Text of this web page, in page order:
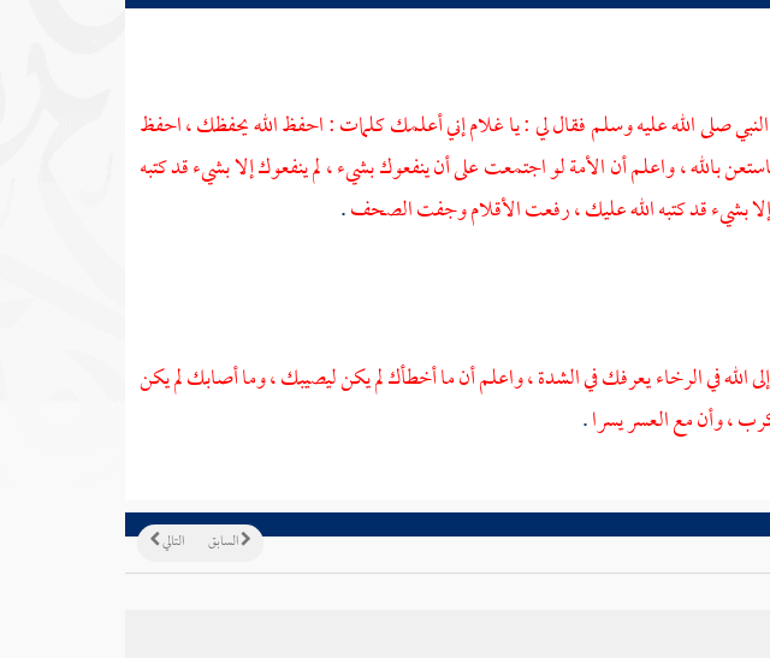
صلى الله عليه وسلم فقال لي : يا غلام إني أعلمك كلمات : احفظ الله يحفظك ، احفظ
بالله ، واعلم أن الأمة لو اجتمعت على أن ينفعوك بشيء ، لم ينفعوك إلا بشيء قد كتبه
بشيء قد كتبه الله عليك ، رفعت الأقلام وجفت الصحف.
الله في الرخاء يعرفك في الشدة ، واعلم أن ما أخطأك لم يكن ليصيبك ، وما أصابك لم يكن
، وأن مع العسر يسرا.
التالي السابق